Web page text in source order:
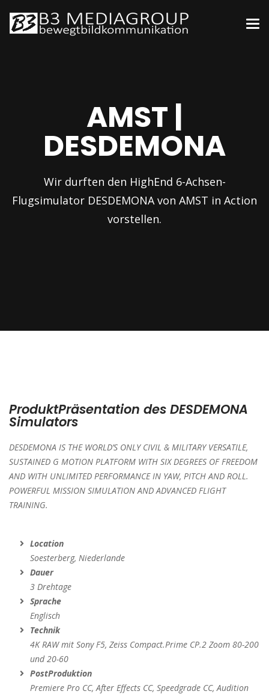
AMST |
DESDEMONA
Wir durften den HighEnd 6-Achsen-
Flugsimulator DESDEMONA von AMST in Action
vorstellen.
ProduktPräsentation des DESDEMONA
Simulators
DESDEMONA IS THE WORLD’S ONLY CIVIL & MILITARY VERSATILE,
SUSTAINED G MOTION PLATFORM WITH SIX DEGREES OF FREEDOM
AND WITH UNLIMITED PERFORMANCE IN YAW, PITCH AND ROLL.
POWERFUL MISSION SIMULATION AND ADVANCED FLIGHT
TRAINING.
Location
Soesterberg, Niederlande
Dauer
3 Drehtage
Sprache
Englisch
Technik
4K RAW mit Sony F5, Zeiss Compact.Prime CP.2 Zoom 80-200
und 20-60
PostProduktion
Premiere Pro CC, After Effects CC, Speedgrade CC, Audition